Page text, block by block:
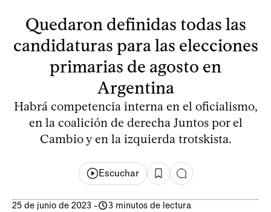
Quedaron definidas todas las
candidaturas para las elecciones
primarias de agosto en
Argentina
Habrá competencia interna en el oficialismo,
en la coalición de derecha Juntos por el
Cambio y en la izquierda trotskista.
Escuchar
25 de junio de 2023 - 3 minutos de lectura